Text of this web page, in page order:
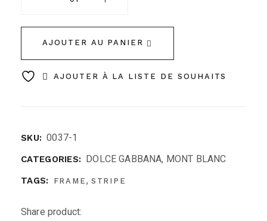
AJOUTER AU PANIER
AJOUTER À LA LISTE DE SOUHAITS
SKU: 0037-1
CATEGORIES: DOLCE GABBANA, MONT BLANC
TAGS: FRAME, STRIPE
Share product: